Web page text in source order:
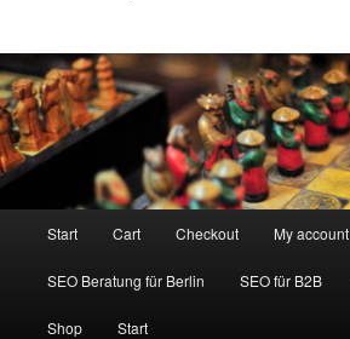
Start Cart Checkout My account
SEO Beratung für Berlin SEO für B2B
Shop Start